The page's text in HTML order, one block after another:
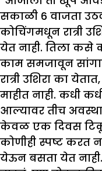
सकाळी 6 वाजता
कोचिंगमधून रात्री
येत नाही. तिला कसे
काम समजावून
रात्री उशिरा का
माहीत नाही. कधी
आल्यावर तीच
केवळ एक दिवस
कोणीही स्पष्ट करत
येऊन बसता येत